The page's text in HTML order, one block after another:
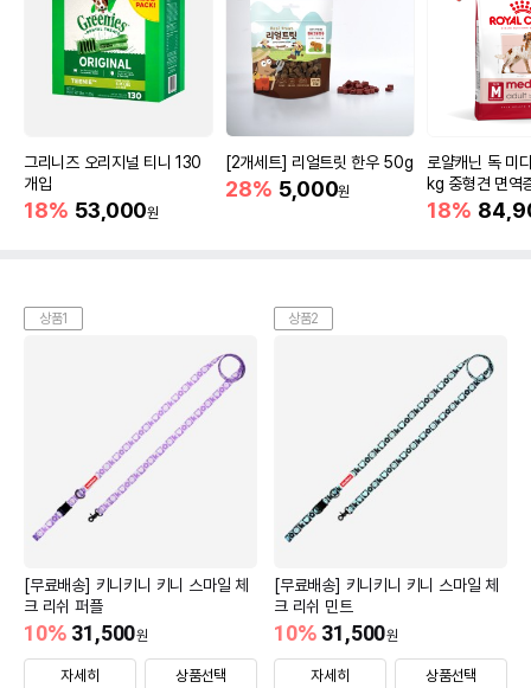
그리니즈 오리지널 티니 130
개입
18% 53,000원
[2개세트] 리얼트릿 한우 50g
28% 5,000원
로얄캐닌 독 미
kg 중형견 면역
18%
상품1
[무료배송] 키니키니 키니 스마일 체
크 리쉬 퍼플
31,500원
10%
자세히 상품선택
상품2
[무료배송] 키니키니 키니 스마일 체
크 리쉬 민트
31,500원
10%
자세히 상품선택